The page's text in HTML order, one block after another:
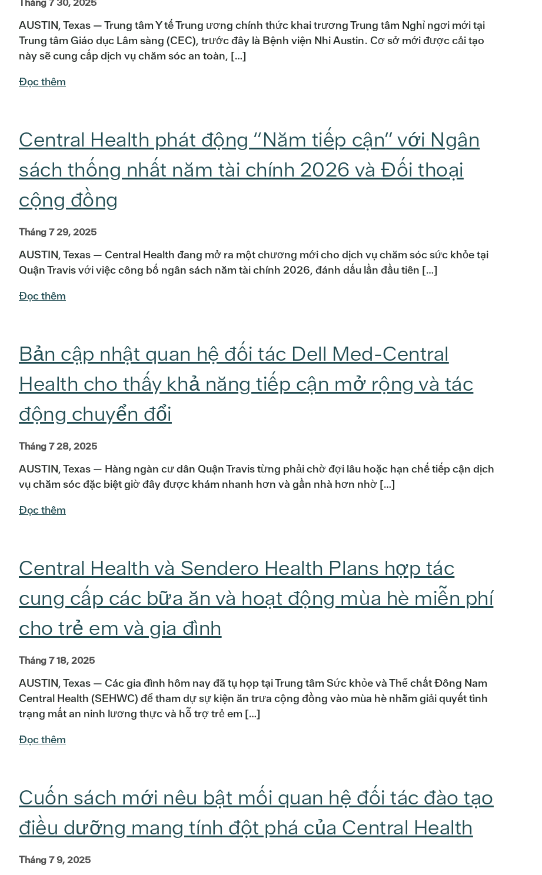
AUSTIN, Texas — Trung tâm Y tế Trung ương chính thức khai trương Trung tâm Nghỉ ngơi mới tại
Trung tâm Giáo dục Lâm sàng (CEC), trước đây là Bệnh viện Nhi Austin. Cơ sở mới được cải tạo
này sẽ cung cấp dịch vụ chăm sóc an toàn, […]
Đọc thêm
Central Health phát động “Năm tiếp cận” với Ngân
sách thống nhất năm tài chính 2026 và Đối thoại
cộng đồng
Tháng 7 29, 2025
AUSTIN, Texas — Central Health đang mở ra một chương mới cho dịch vụ chăm sóc sức khỏe tại
Quận Travis với việc công bố ngân sách năm tài chính 2026, đánh dấu lần đầu tiên […]
Đọc thêm
Bản cập nhật quan hệ đối tác Dell Med-Central
Health cho thấy khả năng tiếp cận mở rộng và tác
động chuyển đổi
Tháng 7 28, 2025
AUSTIN, Texas — Hàng ngàn cư dân Quận Travis từng phải chờ đợi lâu hoặc hạn chế tiếp cận dịch
vụ chăm sóc đặc biệt giờ đây được khám nhanh hơn và gần nhà hơn nhờ […]
Đọc thêm
Central Health và Sendero Health Plans hợp tác
cung cấp các bữa ăn và hoạt động mùa hè miễn phí
cho trẻ em và gia đình
Tháng 7 18, 2025
AUSTIN, Texas — Các gia đình hôm nay đã tụ họp tại Trung tâm Sức khỏe và Thể chất Đông Nam
Central Health (SEHWC) để tham dự sự kiện ăn trưa cộng đồng vào mùa hè nhằm giải quyết tình
trạng mất an ninh lương thực và hỗ trợ trẻ em […]
Đọc thêm
Cuốn sách mới nêu bật mối quan hệ đối tác đào tạo
điều dưỡng mang tính đột phá của Central Health
Tháng 7 9, 2025